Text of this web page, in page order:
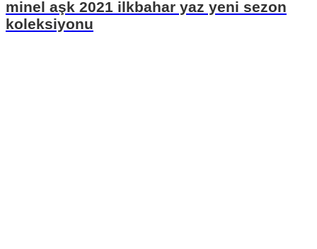
minel aşk 2021 ilkbahar yaz yeni sezon
koleksiyonu